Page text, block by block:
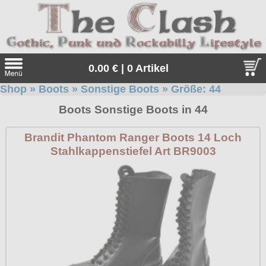
0.00 € | 0 Artikel
Angebote
Sonderangebote
Geschenketipps
Kleidung/Gothic
alle Artikel
Girlblusen
Punkrock
Shop » Boots » Sonstige Boots » Größe: 44
Boots Sonstige Boots in 44
Brandit Phantom Ranger Boots 14 Loch
Stahlkappenstiefel Art BR9003